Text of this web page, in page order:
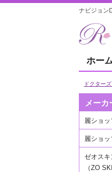
ナビジョン
ホー
ドクター
メーカ
麗ショ
麗ショ
ゼオスキ
（ZO